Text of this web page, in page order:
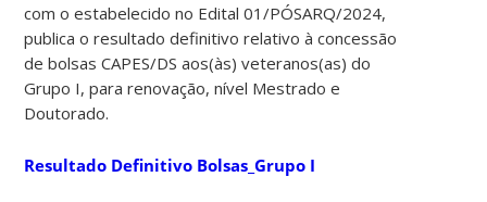
com o estabelecido no Edital 01/PÓSARQ/2024,
publica o resultado definitivo relativo à concessão
de bolsas CAPES/DS aos(às) veteranos(as) do
Grupo I, para renovação, nível Mestrado e
Doutorado.
Resultado Definitivo Bolsas_Grupo I